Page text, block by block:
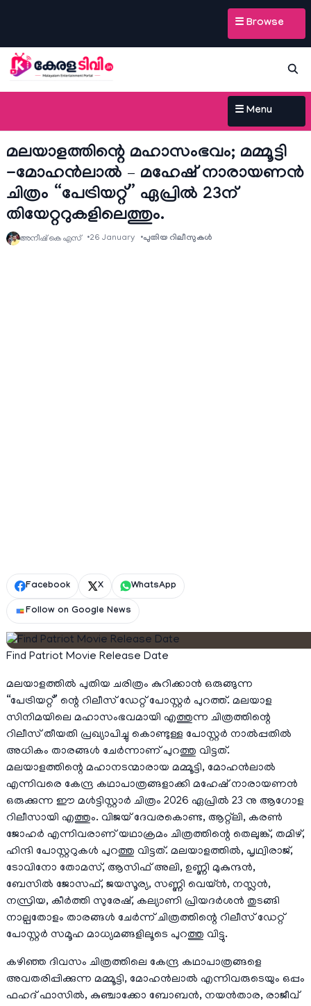
☰ Browse
☰ Menu
മലയാളത്തിന്റെ മഹാസംഭവം; മമ്മൂട്ടി
-മോഹൻലാൽ – മഹേഷ് നാരായണൻ
ചിത്രം “പേട്രിയറ്റ്” ഏപ്രിൽ 23ന്
തിയേറ്ററുകളിലെത്തും.
അനീഷ്‌ കെ എസ് 26 January പുതിയ റിലീസുകള്‍
Facebook X WhatsApp
Follow on Google News
Find Patriot Movie Release Date
മലയാളത്തിൽ പുതിയ ചരിത്രം കുറിക്കാൻ ഒരുങ്ങുന്ന
“പേട്രിയറ്റ്” ന്റെ റിലീസ് ഡേറ്റ് പോസ്റ്റർ പുറത്ത്. മലയാള
സിനിമയിലെ മഹാസംഭവമായി എത്തുന്ന ചിത്രത്തിന്റെ
റിലീസ് തീയതി പ്രഖ്യാപിച്ചു കൊണ്ടുള്ള പോസ്റ്റർ നാൽപ്പതിൽ
അധികം താരങ്ങൾ ചേർന്നാണ് പുറത്തു വിട്ടത്.
മലയാളത്തിന്റെ മഹാനടന്മാരായ മമ്മൂട്ടി, മോഹൻലാൽ
എന്നിവരെ കേന്ദ്ര കഥാപാത്രങ്ങളാക്കി മഹേഷ് നാരായണൻ
ഒരുക്കുന്ന ഈ മൾട്ടിസ്റ്റാർ ചിത്രം 2026 ഏപ്രിൽ 23 നു ആഗോള
റിലീസായി എത്തും. വിജയ് ദേവരകൊണ്ട, ആറ്റ്ലി, കരൺ
ജോഹർ എന്നിവരാണ് യഥാക്രമം ചിത്രത്തിന്റെ തെലുങ്ക്, തമിഴ്,
ഹിന്ദി പോസ്റ്ററുകൾ പുറത്തു വിട്ടത്. മലയാളത്തിൽ, പൃഥ്വിരാജ്,
ടോവിനോ തോമസ്, ആസിഫ് അലി, ഉണ്ണി മുകുന്ദൻ,
ബേസിൽ ജോസഫ്, ജയസൂര്യ, സണ്ണി വെയ്ൻ, നസ്ലൻ,
നസ്രിയ, കീർത്തി സുരേഷ്, കല്യാണി പ്രിയദർശൻ തുടങ്ങി
നാല്പതോളം താരങ്ങൾ ചേർന്ന് ചിത്രത്തിന്റെ റിലീസ് ഡേറ്റ്
പോസ്റ്റർ സമൂഹ മാധ്യമങ്ങളിലൂടെ പുറത്തു വിട്ടു.
കഴിഞ്ഞ ദിവസം ചിത്രത്തിലെ കേന്ദ്ര കഥാപാത്രങ്ങളെ
അവതരിപ്പിക്കുന്ന മമ്മൂട്ടി, മോഹൻലാൽ എന്നിവരുടെയും ഒപ്പം
ഫഹദ് ഫാസിൽ, കുഞ്ചാക്കോ ബോബൻ, നയൻ‌താര, രാജീവ്